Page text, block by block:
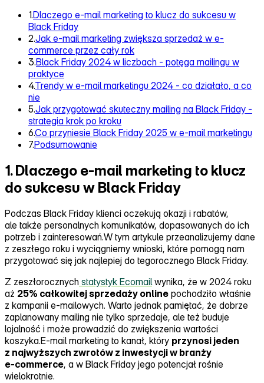
1.Dlaczego e-mail marketing to klucz do sukcesu w
Black Friday
2.Jak e-mail marketing zwiększa sprzedaż w e-
commerce przez cały rok
3.Black Friday 2024 w liczbach - potęga mailingu w
praktyce
4.Trendy w e-mail marketingu 2024 - co działało, a co
nie
5.Jak przygotować skuteczny mailing na Black Friday -
strategia krok po kroku
6.Co przyniesie Black Friday 2025 w e-mail marketingu
7.Podsumowanie
1. Dlaczego e-mail marketing to klucz
do sukcesu w Black Friday
Podczas Black Friday klienci oczekują okazji i rabatów,
ale także personalnych komunikatów, dopasowanych do ich
potrzeb i zainteresowań.W tym artykule przeanalizujemy dane
z zeszłego roku i wyciągniemy wnioski, które pomogą nam
przygotować się jak najlepiej do tegorocznego Black Friday.
Z zeszłorocznych statystyk Ecomailwynika, że w 2024 roku
aż 25% całkowitej sprzedaży online pochodziło właśnie
z kampanii e‑mailowych. Warto jednak pamiętać, że dobrze
zaplanowany mailing nie tylko sprzedaje, ale też buduje
lojalność i może prowadzić do zwiększenia wartości
koszyka.E‑mail marketing to kanał, który przynosi jeden
z najwyższych zwrotów z inwestycji w branży
e‑commerce, a w Black Friday jego potencjał rośnie
wielokrotnie.